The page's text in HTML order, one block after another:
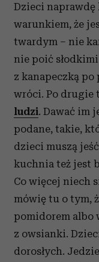
Dzieci naprawdę
warunkiem, że
twardym – nie
nie poić
z kanapeczką po
wróci. Po drugie
ludzi. Dawać im
podane, takie,
dzieci muszą
kuchnia też jest
Co więcej niech
mówię tu o tym,
pomidorem albo
z owsianki.
dorosłych.